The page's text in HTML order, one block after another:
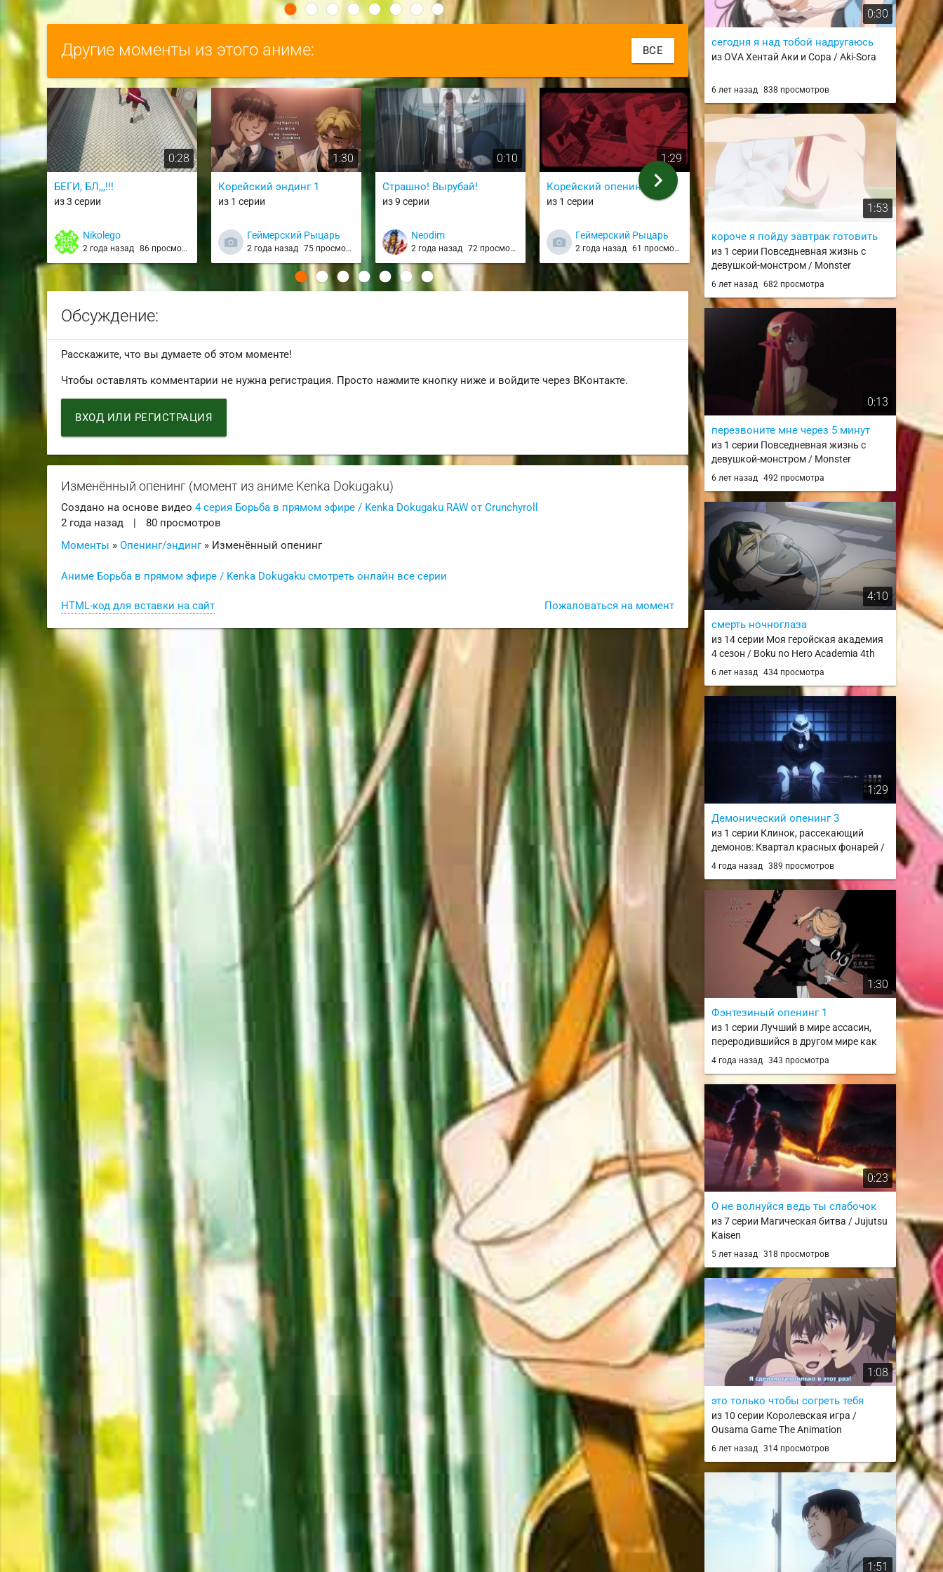
Другие моменты из этого аниме: ВСЕ
0:28
БЕГИ, БЛ,,,!!!
из 3 серии
Nikolego
2 года назад 86 просмотров
1:30
Корейский эндинг 1
из 1 серии
Геймерский Рыцарь
2 года назад 75 просмотров
0:10
Страшно! Вырубай!
из 9 серии
Neodim
2 года назад 72 просмотра
1:29
Корейский опенинг 1
из 1 серии
Геймерский Рыцарь
2 года назад 61 просмотр
Стальные сапоги
Hikki8
1 год назад 57 просмотров
Ганста
из 10 серии
Neodim
2 года
chevron_right
Обсуждение:
Расскажите, что вы думаете об этом моменте!
Чтобы оставлять комментарии не нужна регистрация. Просто нажмите кнопку ниже и войдите через ВКонтакте.
ВХОД ИЛИ РЕГИСТРАЦИЯ
Изменённый опенинг (момент из аниме Kenka Dokugaku)
Создано на основе видео4 серия Борьба в прямом эфире / Kenka Dokugaku RAW от Crunchyroll
2 года назад
|
80 просмотров
Моменты »Опенинг/эндинг» Изменённый опенинг
Аниме Борьба в прямом эфире / Kenka Dokugaku смотреть онлайн все серии
Пожаловаться на момент
HTML-код для вставки на сайт
0:30
сегодня я над тобой надругаюсь
из OVA Хентай Аки и Сора / Aki-Sora
6 лет назад 838 просмотров
1:53
короче я пойду завтрак готовить
из 1 серии Повседневная жизнь с
девушкой-монстром / Monster
Musume no Iru Nichijou / monmusu
6 лет назад 682 просмотра
0:13
перезвоните мне через 5 минут
из 1 серии Повседневная жизнь с
девушкой-монстром / Monster
Musume no Iru Nichijou / monmusu
6 лет назад 492 просмотра
4:10
смерть ночноглаза
из 14 серии Моя геройская академия
4 сезон / Boku no Hero Academia 4th
Season
6 лет назад 434 просмотра
1:29
Демонический опенинг 3
из 1 серии Клинок, рассекающий
демонов: Квартал красных фонарей /
Kimetsu no Yaiba: Yuukaku-hen
4 года назад 389 просмотров
1:30
Фэнтезиный опенинг 1
из 1 серии Лучший в мире ассасин,
переродившийся в другом мире как
аристократ / Sekai Saikou no
4 года назад 343 просмотра
0:23
О не волнуйся ведь ты слабочок
из 7 серии Магическая битва / Jujutsu
Kaisen
5 лет назад 318 просмотров
1:08
это только чтобы согреть тебя
из 10 серии Королевская игра /
Ousama Game The Animation
6 лет назад 314 просмотров
1:51